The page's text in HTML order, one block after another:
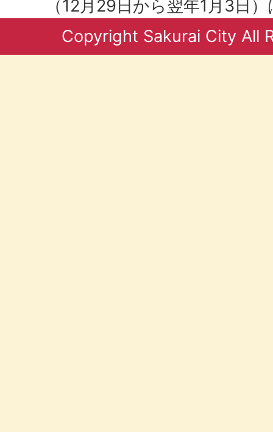
（12月29日から翌年1月3日
Copyright Sakurai City All